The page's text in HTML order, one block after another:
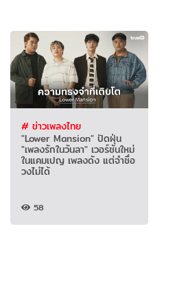
# ข่าวเพลงไทย
"Lower Mansion" ปัดฝุ่น
"เพลงรักในวันลา" เวอร์ชันใหม่
ในแคมเปญ เพลงดัง แต่จำชื่อ
วงไม่ได้
58